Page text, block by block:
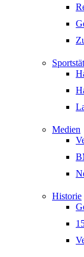
Medien
Historie